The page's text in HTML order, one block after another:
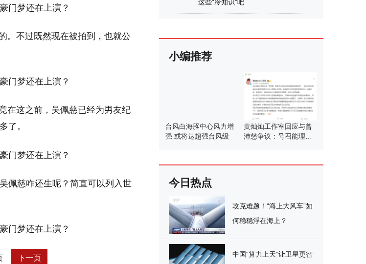
。不过既然现在被拍到，也就公
在这之前，吴佩慈已经为男友纪
了。
佩慈咋还生呢？简直可以列入世
下一页
这些“冷知识”吧
小编推荐
台风白海豚中心风力增
强 或将达超强台风级
黄灿灿工作室回应与曾
沛慈争议：号召能理智
今日热点
攻克难题！“海上大风车”如
何稳稳浮在海上？
中国“算力上天”让卫星更智